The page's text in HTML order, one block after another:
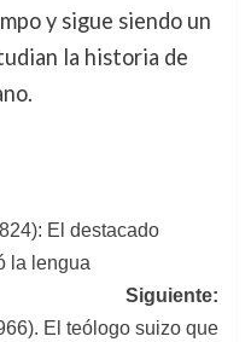
y sigue siendo un
la historia de
El destacado
la lengua
Siguiente:
El teólogo suizo que